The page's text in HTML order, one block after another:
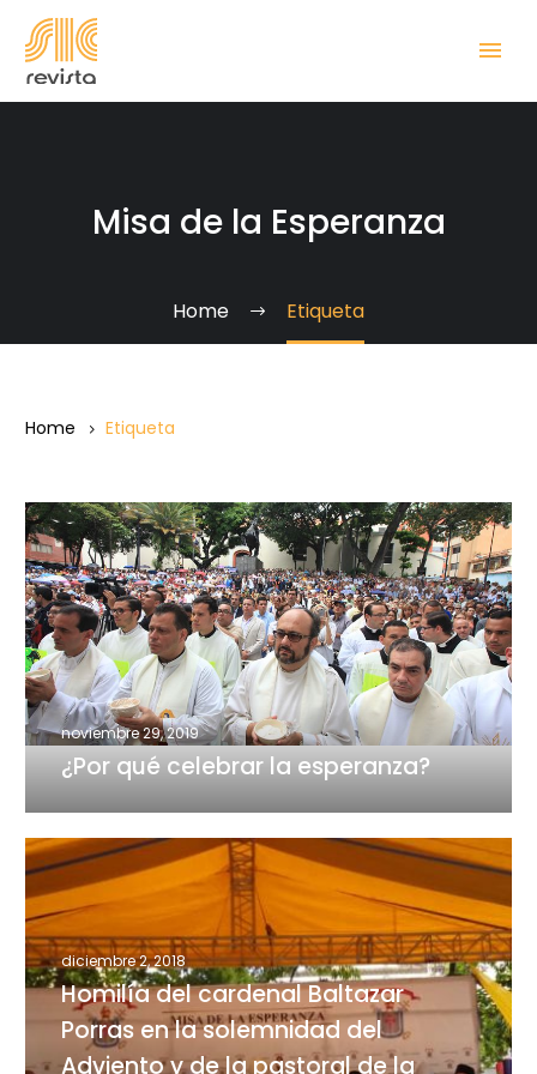
Misa de la Esperanza
Home Etiqueta
Home Etiqueta
¿Por
qué
celebrar
la
esperanza?
noviembre 29, 2019
¿Por qué celebrar la esperanza?
Homilía
del
cardenal
Baltazar
Porras
en
solemnidad
diciembre 2, 2018
Homilía del cardenal Baltazar
Porras en la solemnidad del
Adviento y de la pastoral de la